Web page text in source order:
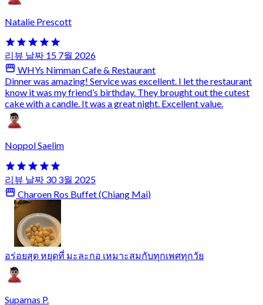
Natalie Prescott
리뷰 날짜 15 7월 2026
WHYs Nimman Cafe & Restaurant
Dinner was amazing! Service was excellent. I let the restaurant
know it was my friend’s birthday. They brought out the cutest
cake with a candle. It was a great night. Excellent value.
Noppol Saelim
리뷰 날짜 30 3월 2025
Charoen Ros Buffet (Chiang Mai)
อร่อยสุด หยุดที่ มะละกอ เหมาะสมกับทุกเพศทุกวัย
Supamas P.